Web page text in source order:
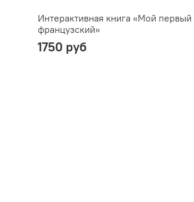
Интерактивная книга «Мой первый
французский»
1750 руб